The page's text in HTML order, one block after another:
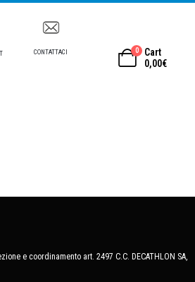
CONTATTACI 0
Cart
0,00€
e coordinamento art. 2497 C.C. DECATHLON SA,